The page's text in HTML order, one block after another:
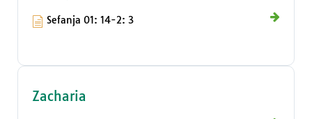
Sefanja 01: 14-2: 3
Zacharia